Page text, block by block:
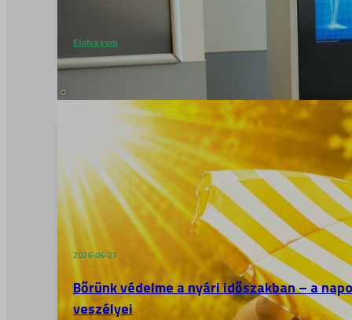
Elolvasom
2026-06-23
Bőrünk védelme a nyári időszakban – a
veszélyei